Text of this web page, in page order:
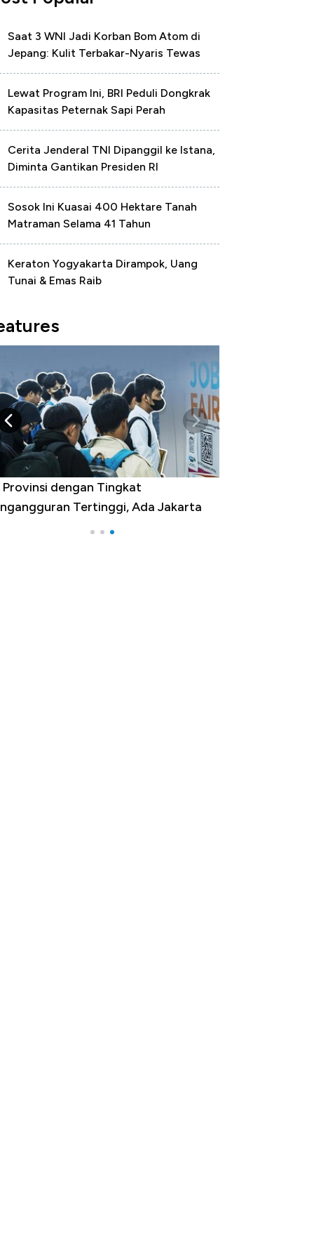
Saat 3 WNI Jadi Korban Bom Atom di
Jepang: Kulit Terbakar-Nyaris Tewas
Lewat Program Ini, BRI Peduli Dongkrak
Kapasitas Peternak Sapi Perah
Cerita Jenderal TNI Dipanggil ke Istana,
Diminta Gantikan Presiden RI
Sosok Ini Kuasai 400 Hektare Tanah
Matraman Selama 41 Tahun
Keraton Yogyakarta Dirampok, Uang
Tunai & Emas Raib
Provinsi dengan Tingkat
Tertinggi, Ada Jakarta